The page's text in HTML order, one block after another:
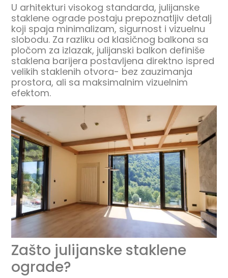
U arhitekturi visokog standarda, julijanske
staklene ograde postaju prepoznatljiv detalj
koji spaja minimalizam, sigurnost i vizuelnu
slobodu. Za razliku od klasičnog balkona sa
pločom za izlazak, julijanski balkon definiše
staklena barijera postavljena direktno ispred
velikih staklenih otvora- bez zauzimanja
prostora, ali sa maksimalnim vizuelnim
efektom.
Zašto julijanske staklene
ograde?